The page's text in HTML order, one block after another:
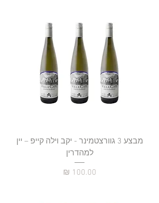
מבצע 3 גוורצטמינר - יקב וילה קייפ – יין
למהדרין
מחיר